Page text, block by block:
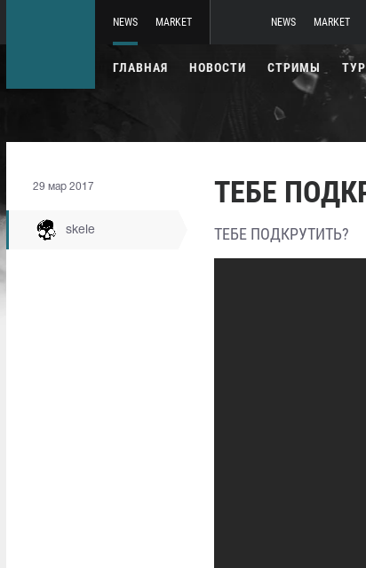
NEWS MARKET NEWS MARKET
ГЛАВНАЯ НОВОСТИ СТРИМЫ
29 мар 2017
skele
ТЕБЕ
ТЕБЕ ПОДКРУТИТЬ?